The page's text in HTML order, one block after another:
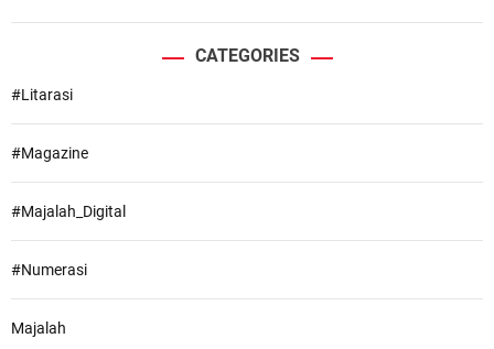
CATEGORIES
#Litarasi
#Magazine
#Majalah_Digital
#Numerasi
Majalah